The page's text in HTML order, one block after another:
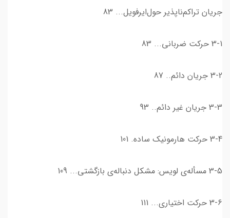
جریان تراکم‌ناپذیر حول‌ایرفویل... 83
3-1 حركت ضرباني... 83
3-2 جريان دائم.. 87
3-3 جريان غير دائم.. 93
3-4 حركت ‌هارمونيك ساده. 101
3-5 مسأله‌ی لويس: مشكل دنباله‌ی بازگشتي... 109
3-6 حركت اختياري... 111